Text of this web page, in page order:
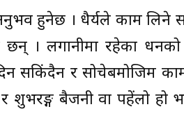
हुनेछ । धैर्यले काम लिने
छन् । लगानीमा रहेका
सकिंदैन र सोचेबमोजिम
शुभरङ्ग बैजनी वा पहेंलो हो